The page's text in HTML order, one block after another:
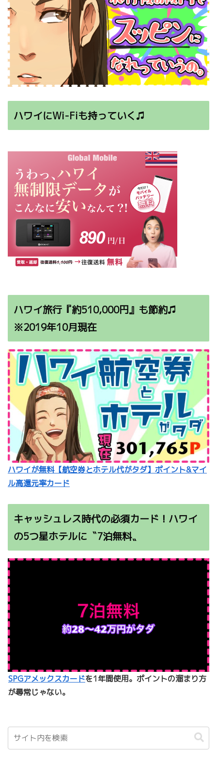
ハワイにWi-Fiも持っていく♫
ハワイ旅行『約510,000円』も節約♫
※2019年10月現在
ハワイが無料【航空券とホテル代がタダ】ポイント&マイ
ル高還元率カード
キャッシュレス時代の必須カード！ハワイ
の5つ星ホテルに〝7泊無料〟
SPGアメックスカードを1年間使用。ポイントの溜まり方
が尋常じゃない。